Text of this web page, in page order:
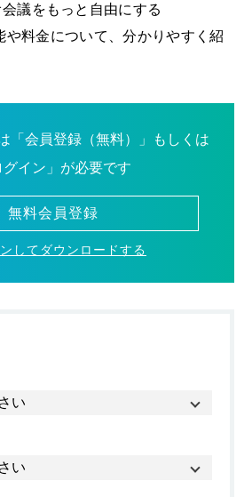
議をもっと自由にする
や料金について、分かりやすく紹
「会員登録（無料）」もしくは
グイン」が必要です
無料会員登録
してダウンロードする